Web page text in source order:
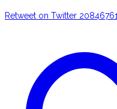
Retweet on Twitter